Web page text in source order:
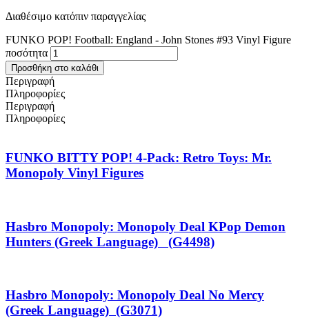
Διαθέσιμο κατόπιν παραγγελίας
FUNKO POP! Football: England - John Stones #93 Vinyl Figure
ποσότητα
Προσθήκη στο καλάθι
Περιγραφή
Πληροφορίες
Περιγραφή
Πληροφορίες
FUNKO BITTY POP! 4-Pack: Retro Toys: Mr.
Monopoly Vinyl Figures
Hasbro Monopoly: Monopoly Deal KPop Demon
Hunters (Greek Language) (G4498)
Hasbro Monopoly: Monopoly Deal No Mercy
(Greek Language) (G3071)